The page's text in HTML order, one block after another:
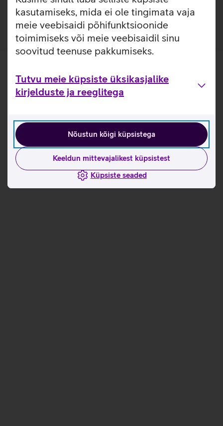
kasutamiseks, mida ei ole tingimata vaja
meie veebisaidi põhifunktsioonide
toimimiseks või meie veebisaidil sinu
soovitud teenuse pakkumiseks.
Tutvu meie küpsiste üksikasjalike
kirjelduste ja reeglitega
Nõustun kõigi küpsistega
Keeldun mittevajalikest küpsistest
Küpsiste seaded
laadijatega.